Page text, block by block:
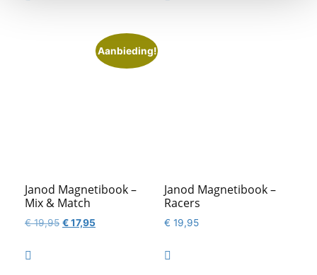
Aanbieding!
Janod Magnetibook –
Mix & Match
€19,95 Oorspronkelijke
€17,95Huidige

Janod Magnetibook –
Racers
€ 19,95
